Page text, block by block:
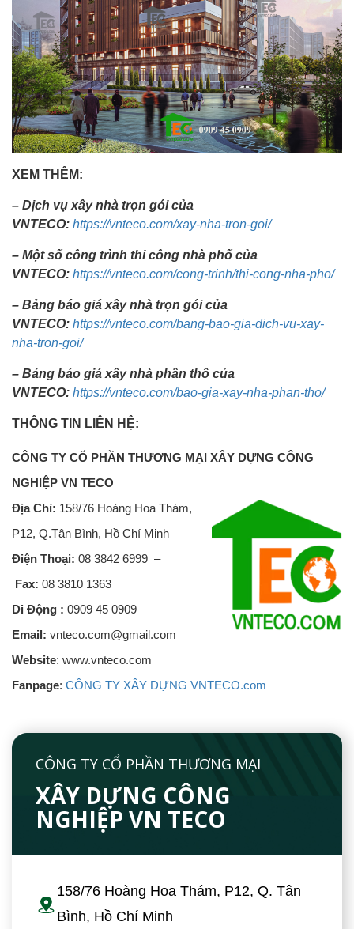
XEM THÊM:
– Dịch vụ xây nhà trọn gói của
VNTECO: https://vnteco.com/xay-nha-tron-goi/
– Một số công trình thi công nhà phố của
VNTECO: https://vnteco.com/cong-trinh/thi-cong-nha-pho/
– Bảng báo giá xây nhà trọn gói của
VNTECO: https://vnteco.com/bang-bao-gia-dich-vu-xay-
nha-tron-goi/
– Bảng báo giá xây nhà phần thô của
VNTECO: https://vnteco.com/bao-gia-xay-nha-phan-tho/
THÔNG TIN LIÊN HỆ:
CÔNG TY CỔ PHẦN THƯƠNG MẠI XÂY DỰNG CÔNG
NGHIỆP VN TECO
Địa Chỉ: 158/76 Hoàng Hoa Thám,
P12, Q.Tân Bình, Hồ Chí Minh
Điện Thoại: 08 3842 6999 –
Fax: 08 3810 1363
Di Động : 0909 45 0909
Email: vnteco.com@gmail.com
Website: www.vnteco.com
Fanpage: CÔNG TY XÂY DỰNG VNTECO.com
CÔNG TY CỔ PHẦN THƯƠNG MẠI
XÂY DỰNG CÔNG
NGHIỆP VN TECO
158/76 Hoàng Hoa Thám, P12, Q. Tân
Bình, Hồ Chí Minh